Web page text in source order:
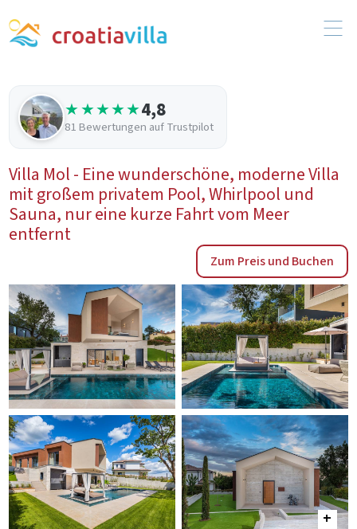
★★★★★4,8
81 Bewertungen auf Trustpilot
Villa Mol - Eine wunderschöne, moderne Villa
mit großem privatem Pool, Whirlpool und
Sauna, nur eine kurze Fahrt vom Meer
entfernt
Zum Preis und Buchen